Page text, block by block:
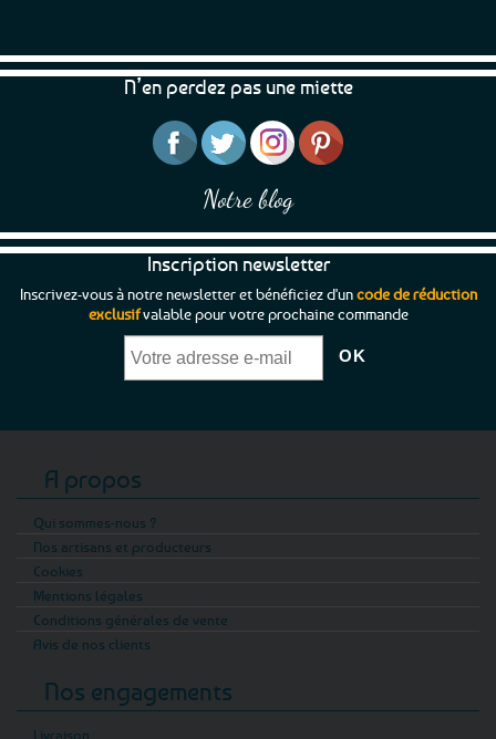
N’en perdez pas une miette
Notre blog
Inscription newsletter
Inscrivez-vous à notre newsletter et bénéficiez d'uncode de réduction
exclusifvalable pour votre prochaine commande
A propos
Qui sommes-nous ?
Nos artisans et producteurs
Cookies
Mentions légales
Conditions générales de vente
Avis de nos clients
Nos engagements
Livraison